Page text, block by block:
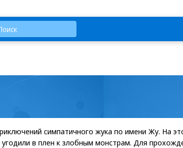
симпатичного жука по имени Жу. На
в плен к злобным монстрам. Для